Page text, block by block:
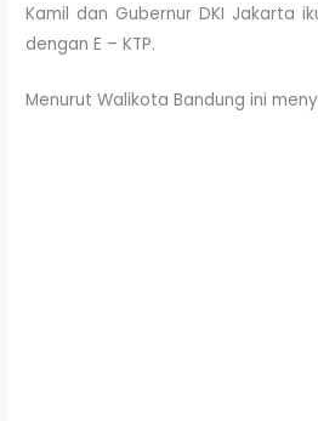
Kamil dan Gubernur DKI Jakarta
dengan E – KTP.
Menurut Walikota Bandung ini